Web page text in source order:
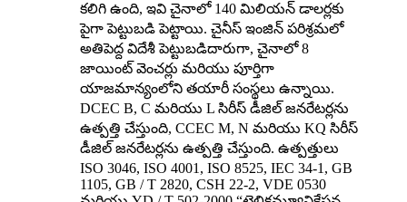
కలిగి ఉంది, ఇవి చైనాలో 140 మిలియన్ డాలర్లకు
పైగా పెట్టుబడి పెట్టాయి. చైనీస్ ఇంజిన్ పరిశ్రమలో
అతిపెద్ద విదేశీ పెట్టుబడిదారుగా, చైనాలో 8
జాయింట్ వెంచర్లు మరియు పూర్తిగా
యాజమాన్యంలోని తయారీ సంస్థలు ఉన్నాయి.
DCEC B, C మరియు L సిరీస్ డీజిల్ జనరేటర్లను
ఉత్పత్తి చేస్తుంది, CCEC M, N మరియు KQ సిరీస్
డీజిల్ జనరేటర్లను ఉత్పత్తి చేస్తుంది. ఉత్పత్తులు
ISO 3046, ISO 4001, ISO 8525, IEC 34-1, GB
1105, GB / T 2820, CSH 22-2, VDE 0530